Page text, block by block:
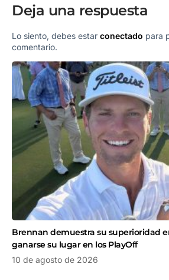
Deja una respuesta
Lo siento, debes estar conectado para
comentario.
Brennan demuestra su superioridad
ganarse su lugar en los PlayOff
10 de agosto de 2026